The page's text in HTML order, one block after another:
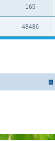
165
48486